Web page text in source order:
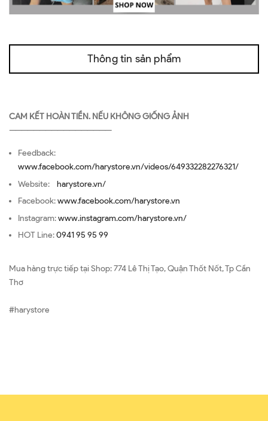
Thông tin sản phẩm
CAM KẾT HOÀN TIỀN. NẾU KHÔNG GIỐNG ẢNH
—————————————————
Feedback:
www.facebook.com/harystore.vn/videos/649332282276321/
Website: harystore.vn/
Facebook:www.facebook.com/harystore.vn
Instagram:www.instagram.com/harystore.vn/
HOT Line:0941 95 95 99
Mua hàng trực tiếp tại Shop: 774 Lê Thị Tạo, Quận Thốt Nốt, Tp Cần
Thơ
#harystore